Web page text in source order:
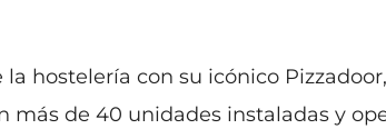
hostelería con su icónico
más de 40 unidades instaladas y